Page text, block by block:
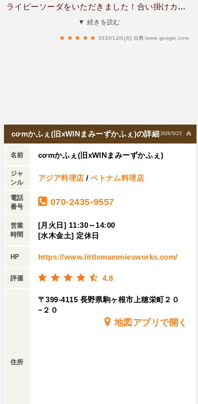
ライピーソーダをいただきました！合い掛けカレ
ーで火照った体に、ほろ苦いベトナムコーヒーと
▼ 続きを読む
2023/12/5(火) 出典:www.google.com
2026/5/25
cơmかふぇ(旧xWINまみーずかふぇ)の詳細
名前 cơmかふぇ(旧xWINまみーずかふぇ)
ジャ
ンル
アジア料理店 /ベトナム料理店
電話
番号
070-2435-9557
営業
時間
[月火日] 11:30～14:00
[水木金土] 定休日
HP https://www.littlemammiesworks.com/
評価 4.8
住所
〒399-4115 長野県駒ヶ根市上穂栄町２０
−２０
地図アプリで開く